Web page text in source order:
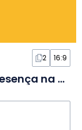
2 16:9
Planilha Fofa de Controle de Presença na Creche